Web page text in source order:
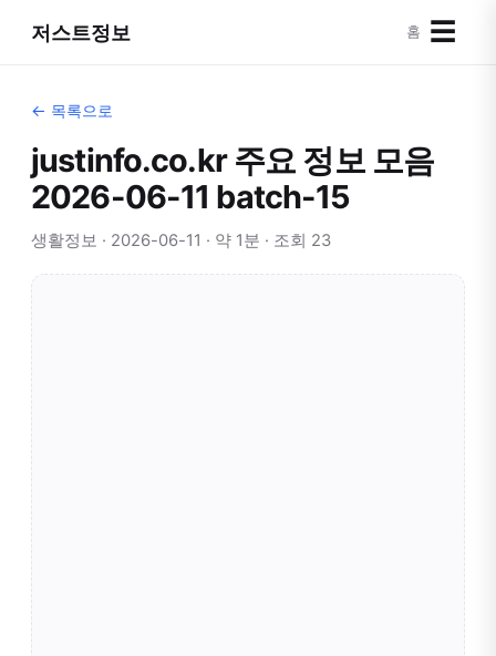
저스트정보 홈 ☰
← 목록으로
justinfo.co.kr 주요 정보 모음
2026-06-11 batch-15
생활정보 · 2026-06-11 · 약 1분 · 조회 23